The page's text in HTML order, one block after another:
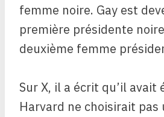
femme noire. Gay est
première présidente
deuxième femme
Sur X, il a écrit qu’il avait
Harvard ne choisirait pas